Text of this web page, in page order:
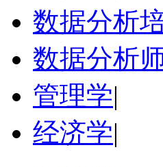
立即咨询
数据分析
数据分析
管理学|
经济学|